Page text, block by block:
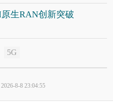
生RAN创新突破
5G
8-8 23:04:55